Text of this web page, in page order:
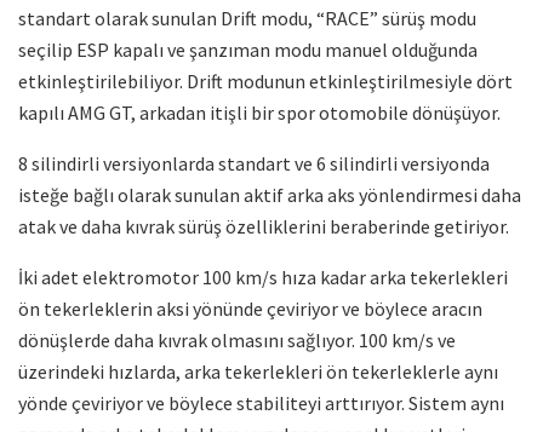
standart olarak sunulan Drift modu, “RACE” sürüş modu
seçilip ESP kapalı ve şanzıman modu manuel olduğunda
etkinleştirilebiliyor. Drift modunun etkinleştirilmesiyle dört
kapılı AMG GT, arkadan itişli bir spor otomobile dönüşüyor.
8 silindirli versiyonlarda standart ve 6 silindirli versiyonda
isteğe bağlı olarak sunulan aktif arka aks yönlendirmesi daha
atak ve daha kıvrak sürüş özelliklerini beraberinde getiriyor.
İki adet elektromotor 100 km/s hıza kadar arka tekerlekleri
ön tekerleklerin aksi yönünde çeviriyor ve böylece aracın
dönüşlerde daha kıvrak olmasını sağlıyor. 100 km/s ve
üzerindeki hızlarda, arka tekerlekleri ön tekerleklerle aynı
yönde çeviriyor ve böylece stabiliteyi arttırıyor. Sistem aynı